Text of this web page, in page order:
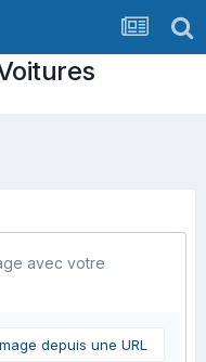
avec votre
depuis une URL